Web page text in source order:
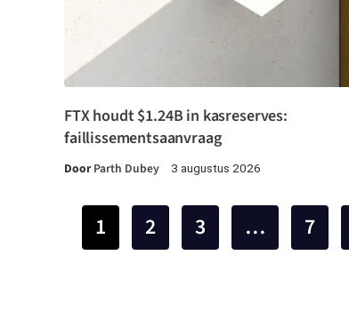
FTX houdt $1.24B in kasreserves:
faillissementsaanvraag
DoorParth Dubey 3 augustus 2026
1 2 3 … 7